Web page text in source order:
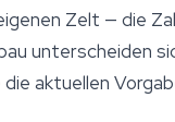
Zelt — die
unterscheiden
aktuellen